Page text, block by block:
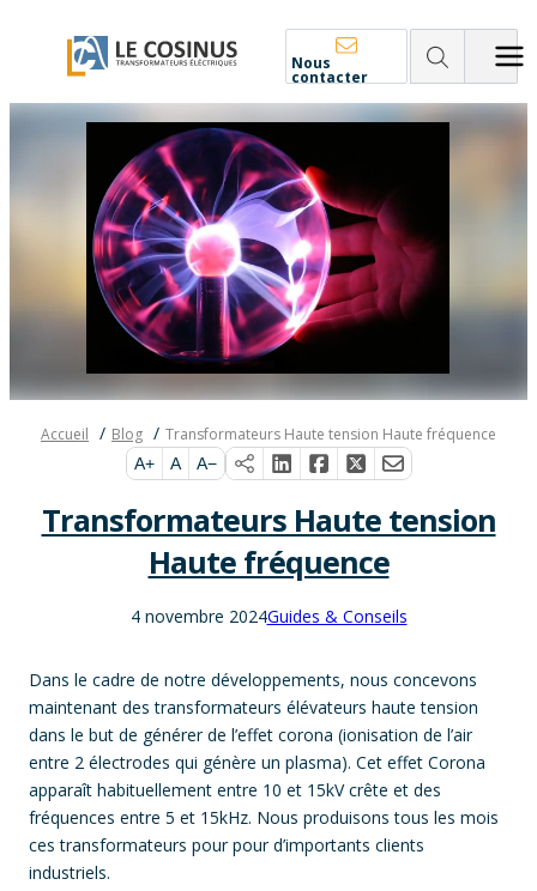
Nous
contacter
Accueil Blog Transformateurs Haute tension Haute fréquence
A+ A A−
Transformateurs Haute tension
Haute fréquence
4 novembre 2024Guides & Conseils
Dans le cadre de notre développements, nous concevons
maintenant des transformateurs élévateurs haute tension
dans le but de générer de l’effet corona (ionisation de l’air
entre 2 électrodes qui génère un plasma). Cet effet Corona
apparaît habituellement entre 10 et 15kV crête et des
fréquences entre 5 et 15kHz. Nous produisons tous les mois
ces transformateurs pour pour d’importants clients
industriels.